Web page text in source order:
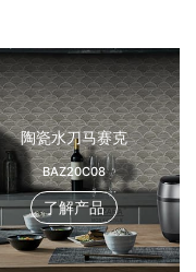
陶瓷水刀马赛克
BAZ20C08
了解产品